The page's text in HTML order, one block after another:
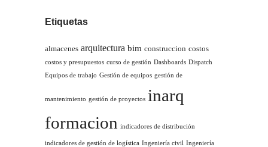
Etiquetas
almacenes arquitectura bim construccion costos
costos y presupuestos curso de gestión Dashboards Dispatch
Equipos de trabajo Gestión de equipos gestión de
mantenimiento gestión de proyectos inarq
formacion indicadores de distribución
indicadores de gestión de logística Ingeniería civil Ingeniería